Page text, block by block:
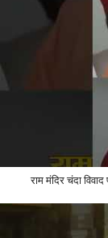
राम मंदिर चंदा